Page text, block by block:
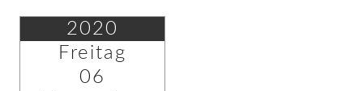
2020
Freitag
06